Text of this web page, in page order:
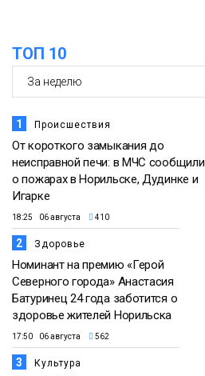
ТОП 10
1 Происшествия
От короткого замыкания до
неисправной печи: в МЧС сообщили
о пожарах в Норильске, Дудинке и
Игарке
18:25 06 августа 410
2 Здоровье
Номинант на премию «Герой
Северного города» Анастасия
Батуринец 24 года заботится о
здоровье жителей Норильска
17:50 06 августа 562
3 Культура